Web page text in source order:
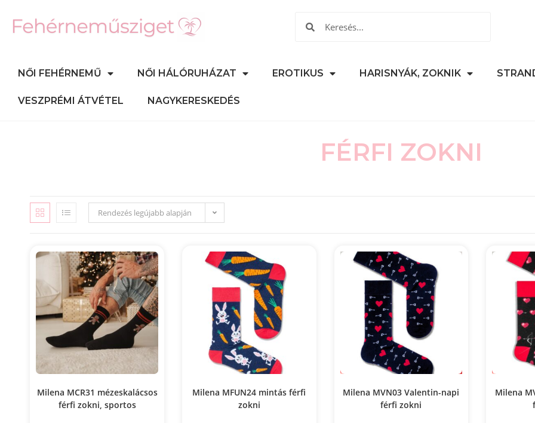
NŐI FEHÉRNEMŰ NŐI HÁLÓRUHÁZAT EROTIKUS HARISNYÁK, ZOKNIK
VESZPRÉMI ÁTVÉTEL NAGYKERESKEDÉS
FÉRFI ZOKNI
Rendezés legújabb alapján
Milena MCR31 mézeskalácsos
férfi zokni, sportos
Milena MFUN24 mintás férfi
zokni
Milena MVN03 Valentin-napi
férfi zokni
Milena